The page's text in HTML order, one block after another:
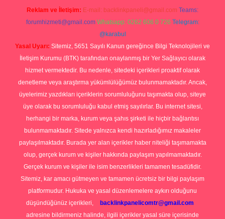
Reklam ve İletişim: E-mail: backlinkpaneli@gmail.com Teams:
forumhizmeti@gmail.com Whatsapp: 0262 606 0 726 Telegram:
@karabul
Yasal Uyarı: Sitemiz, 5651 Sayılı Kanun gereğince Bilgi Teknolojileri ve
İletişim Kurumu (BTK) tarafından onaylanmış bir Yer Sağlayıcı olarak
hizmet vermektedir. Bu nedenle, sitedeki içerikleri proaktif olarak
denetleme veya araştırma yükümlülüğümüz bulunmamaktadır. Ancak,
üyelerimiz yazdıkları içeriklerin sorumluluğunu taşımakta olup, siteye
üye olarak bu sorumluluğu kabul etmiş sayılırlar. Bu internet sitesi,
herhangi bir marka, kurum veya şahıs şirketi ile hiçbir bağlantısı
bulunmamaktadır. Sitede yalnızca kendi hazırladığımız makaleler
paylaşılmaktadır. Burada yer alan içerikler haber niteliği taşımamakta
olup, gerçek kurum ve kişiler hakkında paylaşım yapılmamaktadır.
Gerçek kurum ve kişiler ile isim benzerlikleri tamamen tesadüfidir.
Sitemiz, kar amacı gütmeyen ve tamamen ücretsiz bir bilgi paylaşım
platformudur. Hukuka ve yasal düzenlemelere aykırı olduğunu
düşündüğünüz içerikleri,
backlinkpanelicomtr@gmail.com
adresine bildirmeniz halinde, ilgili içerikler yasal süre içerisinde